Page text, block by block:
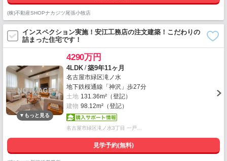
(株)不動産SHOPナカジツ尾張小牧店
インスペクション実施！安江工務店の注文建築！こだわりの
詰まった住宅です！
4290万円
4LDK /築9年11ヶ月
名古屋市緑区滝ノ水
地下鉄桜通線「神沢」歩27分
土地 131.36m²（登記）
建物 98.12m²（登記）
名古屋市緑区滝ノ水3丁目 一戸…
見学予約(無料)